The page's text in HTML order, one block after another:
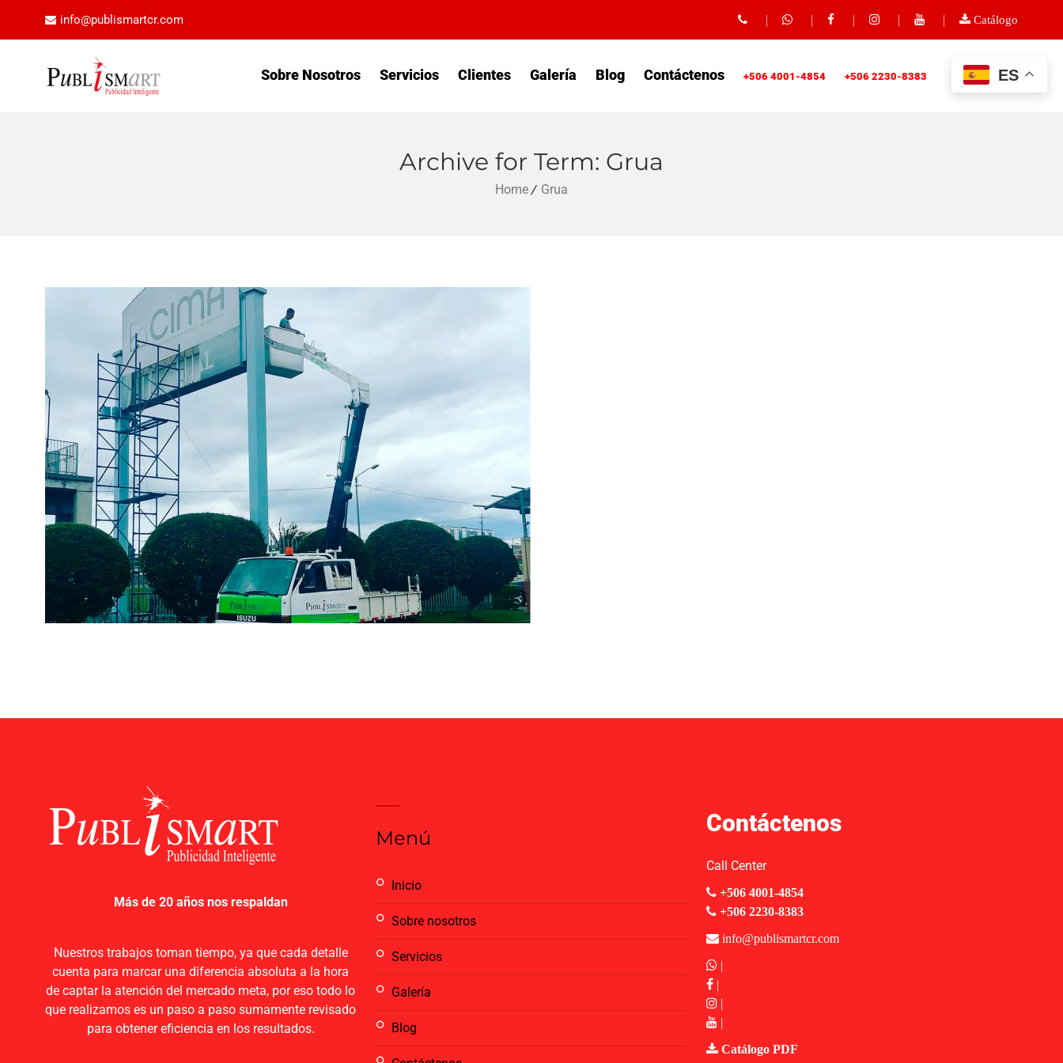
info@publismartcr.com Catálogo
Sobre Nosotros Servicios Clientes Galería Blog Contáctenos +506 4001-4854 +506 2230-8383
Archive for Term: Grua
Home Grua
Servicio de Grúa para Instalación de
Rótulos en Costa Rica
Más de 20 años nos respaldan
Nuestros trabajos toman tiempo, ya que cada detalle
cuenta para marcar una diferencia absoluta a la hora
de captar la atención del mercado meta, por eso todo lo
que realizamos es un paso a paso sumamente revisado
para obtener eficiencia en los resultados.
Menú
inicio
sobre nosotros
servicios
galería
blog
Contáctenos
Call Center
+506 4001-4854
+506 2230-8383
info@publismartcr.com
|
|
|
|
Catálogo PDF
ES